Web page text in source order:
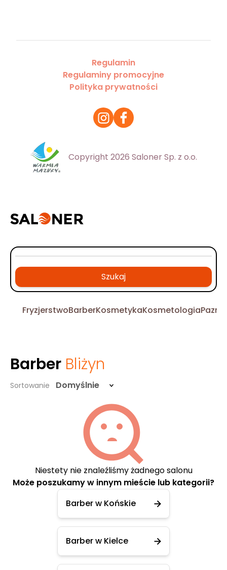
Regulamin
Regulaminy promocyjne
Polityka prywatności
Copyright 2026 Saloner Sp. z o.o.
Szukaj
FryzjerstwoBarberKosmetykaKosmetologia
Barber Bliżyn
Sortowanie Domyślnie
Niestety nie znaleźliśmy żadnego salonu
Może poszukamy w innym mieście lub kategorii?
Barber w Końskie
Barber w Kielce